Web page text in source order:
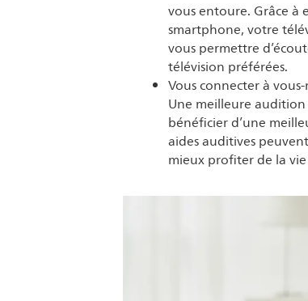
vous entoure. Grâce à
smartphone, votre
vous permettre
télévision préférées.
Vous connecter à
Une meilleure
bénéficier d’une
aides auditives
mieux profiter de la vie